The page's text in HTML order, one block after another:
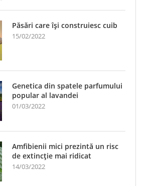
Păsări care își construiesc cuib
15/02/2022
Genetica din spatele parfumului
popular al lavandei
01/03/2022
Amfibienii mici prezintă un risc
de extincție mai ridicat
14/03/2022